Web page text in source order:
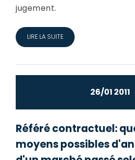
jugement.
LIRE LA SUITE
26/01 2011
Référé contractuel:
moyens possibles